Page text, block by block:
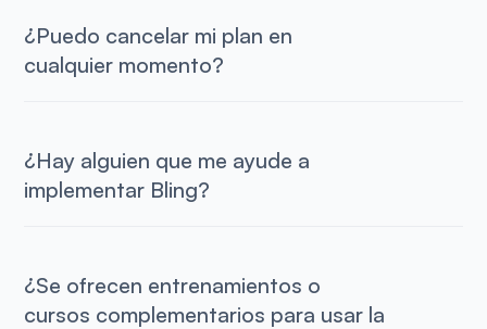
¿Puedo cancelar mi plan en
cualquier momento?
¿Hay alguien que me ayude a
implementar Bling?
¿Se ofrecen entrenamientos o
cursos complementarios para usar la